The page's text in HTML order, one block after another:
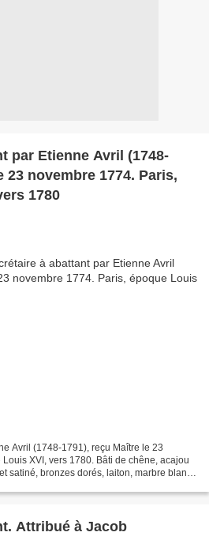
par Etienne Avril (1748-
23 novembre 1774. Paris,
1780
Avril (1748-1791), reçu Maître le 23
XVI, vers 1780. Bâti de chêne, acajou
satiné, bronzes dorés, laiton, marbre blanc